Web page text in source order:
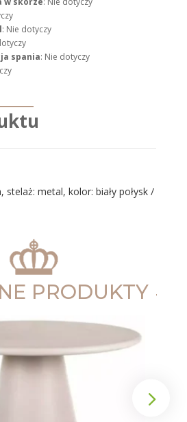
: Nie dotyczy
spania: Nie dotyczy
stelaż: metal, kolor: biały połysk /
PRODUKTY